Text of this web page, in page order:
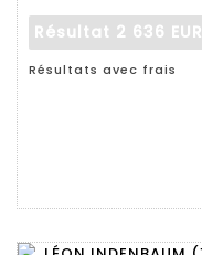
Résultat 2 636 EUR
Résultats avec frais